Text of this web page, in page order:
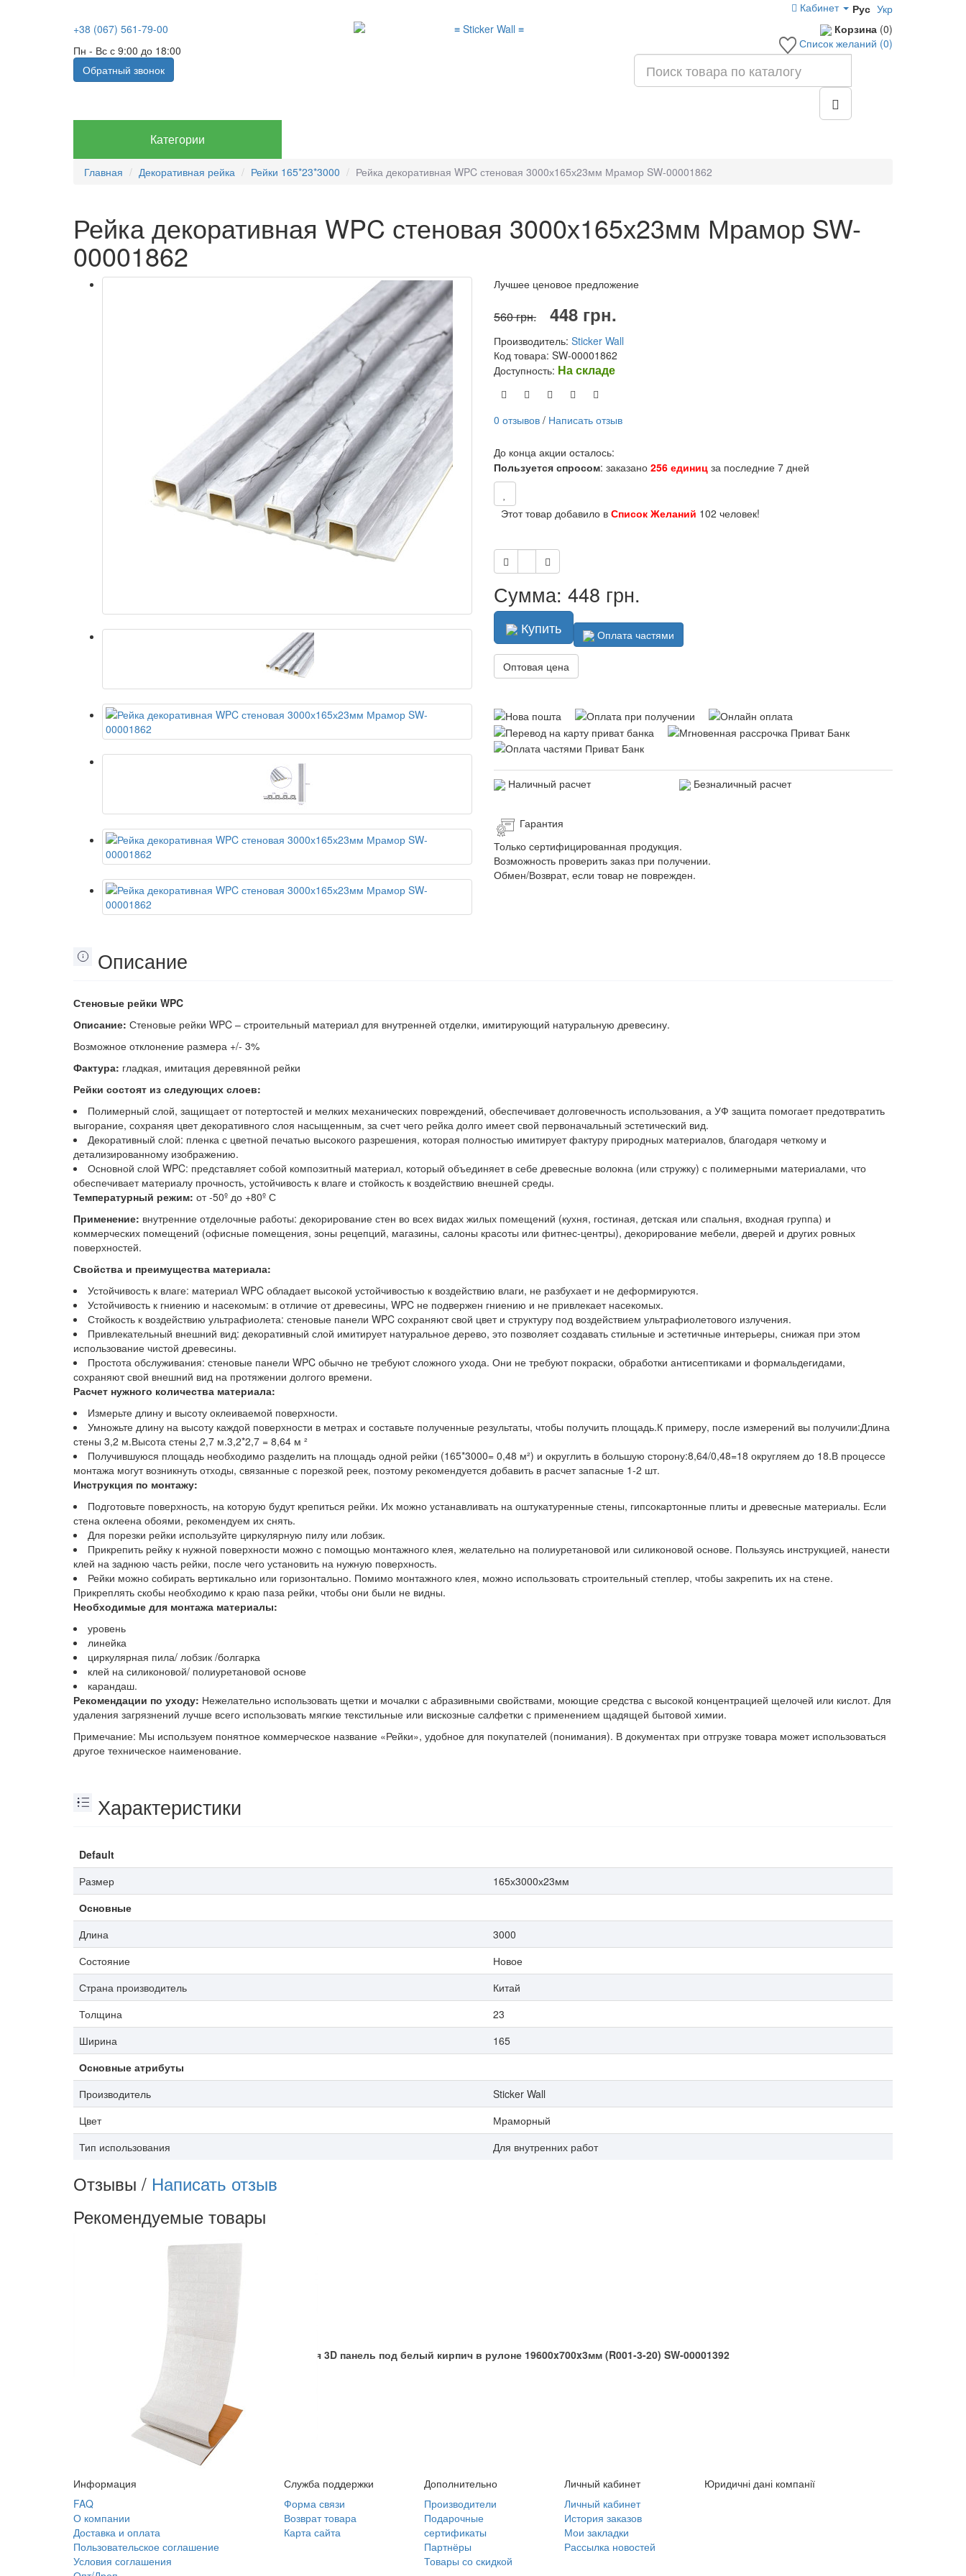
Рус Укр
Кабинет
+38 (067) 561-79-00
Пн - Вс с 9:00 до 18:00
Обратный звонок
Корзина (0)
Список желаний (0)
Категории
Главная Декоративная рейка Рейки 165*23*3000 Рейка декоративная WPC стеновая 3000х165х23мм Мрамор SW-00001862
Рейка декоративная WPC стеновая 3000х165х23мм Мрамор SW-
00001862
Лучшее ценовое предложение
560 грн. 448 грн.
Производитель: Sticker Wall
Код товара: SW-00001862
Доступность: На складе
0 отзывов / Написать отзыв
До конца акции осталось:
Пользуется спросом: заказано 256 единиц за последние 7 дней
Этот товар добавило в Список Желаний 102 человек!
Сумма: 448 грн.
Купить Оплата частями
Оптовая цена
Наличный расчет Безналичный расчет
Гарантия
Только сертифицированная продукция.
Возможность проверить заказ при получении.
Обмен/Возврат, если товар не поврежден.
Описание
Стеновые рейки WPC
Описание: Стеновые рейки WPC – строительный материал для внутренней отделки, имитирующий натуральную древесину.
Возможное отклонение размера +/- 3%
Фактура: гладкая, имитация деревянной рейки
Рейки состоят из следующих слоев:
Полимерный слой, защищает от потертостей и мелких механических повреждений, обеспечивает долговечность использования, а УФ защита помогает предотвратить
выгорание, сохраняя цвет декоративного слоя насыщенным, за счет чего рейка долго имеет свой первоначальный эстетический вид.
Декоративный слой: пленка с цветной печатью высокого разрешения, которая полностью имитирует фактуру природных материалов, благодаря четкому и
детализированному изображению.
Основной слой WPC: представляет собой композитный материал, который объединяет в себе древесные волокна (или стружку) с полимерными материалами, что
обеспечивает материалу прочность, устойчивость к влаге и стойкость к воздействию внешней среды.
Температурный режим: от -50º до +80º С
Применение: внутренние отделочные работы: декорирование стен во всех видах жилых помещений (кухня, гостиная, детская или спальня, входная группа) и
коммерческих помещений (офисные помещения, зоны рецепций, магазины, салоны красоты или фитнес-центры), декорирование мебели, дверей и других ровных
поверхностей.
Свойства и преимущества материала:
Устойчивость к влаге: материал WPC обладает высокой устойчивостью к воздействию влаги, не разбухает и не деформируются.
Устойчивость к гниению и насекомым: в отличие от древесины, WPC не подвержен гниению и не привлекает насекомых.
Стойкость к воздействию ультрафиолета: стеновые панели WPC сохраняют свой цвет и структуру под воздействием ультрафиолетового излучения.
Привлекательный внешний вид: декоративный слой имитирует натуральное дерево, это позволяет создавать стильные и эстетичные интерьеры, снижая при этом
использование чистой древесины.
Простота обслуживания: стеновые панели WPC обычно не требуют сложного ухода. Они не требуют покраски, обработки антисептиками и формальдегидами,
сохраняют свой внешний вид на протяжении долгого времени.
Расчет нужного количества материала:
Измерьте длину и высоту оклеиваемой поверхности.
Умножьте длину на высоту каждой поверхности в метрах и составьте полученные результаты, чтобы получить площадь.К примеру, после измерений вы получили:Длина
стены 3,2 м.Высота стены 2,7 м.3,2*2,7 = 8,64 м ²
Получившуюся площадь необходимо разделить на площадь одной рейки (165*3000= 0,48 м²) и округлить в большую сторону:8,64/0,48=18 округляем до 18.В процессе
монтажа могут возникнуть отходы, связанные с порезкой реек, поэтому рекомендуется добавить в расчет запасные 1-2 шт.
Инструкция по монтажу:
Подготовьте поверхность, на которую будут крепиться рейки. Их можно устанавливать на оштукатуренные стены, гипсокартонные плиты и древесные материалы. Если
стена оклеена обоями, рекомендуем их снять.
Для порезки рейки используйте циркулярную пилу или лобзик.
Прикрепить рейку к нужной поверхности можно с помощью монтажного клея, желательно на полиуретановой или силиконовой основе. Пользуясь инструкцией, нанести
клей на заднюю часть рейки, после чего установить на нужную поверхность.
Рейки можно собирать вертикально или горизонтально. Помимо монтажного клея, можно использовать строительный степлер, чтобы закрепить их на стене.
Прикреплять скобы необходимо к краю паза рейки, чтобы они были не видны.
Необходимые для монтажа материалы:
уровень
линейка
циркулярная пила/ лобзик /болгарка
клей на силиконовой/ полиуретановой основе
карандаш.
Рекомендации по уходу: Нежелательно использовать щетки и мочалки с абразивными свойствами, моющие средства с высокой концентрацией щелочей или кислот. Для
удаления загрязнений лучше всего использовать мягкие текстильные или вискозные салфетки с применением щадящей бытовой химии.
Примечание: Мы используем понятное коммерческое название «Рейки», удобное для покупателей (понимания). В документах при отгрузке товара может использоваться
другое техническое наименование.
Характеристики
Default
Размер
165х3000х23мм
Основные
Длина
3000
Состояние
Новое
Страна производитель
Китай
Толщина
23
Ширина
165
Основные атрибуты
Производитель
Sticker Wall
Цвет
Мраморный
Тип использования
Для внутренних работ
Отзывы / Написать отзыв
Рекомендуемые товары
Самоклеющаяся 3D панель под белый кирпич в рулоне 19600x700x3мм (R001-3-20) SW-00001392
В закладки
Информация
FAQ
О компании
Доставка и оплата
Пользовательское соглашение
Условия соглашения
Служба поддержки
Форма связи
Возврат товара
Карта сайта
Дополнительно
Производители
Подарочные
сертификаты
Партнёры
Товары со скидкой
Личный кабинет
Личный кабинет
История заказов
Мои закладки
Рассылка новостей
Юридичні дані компанії